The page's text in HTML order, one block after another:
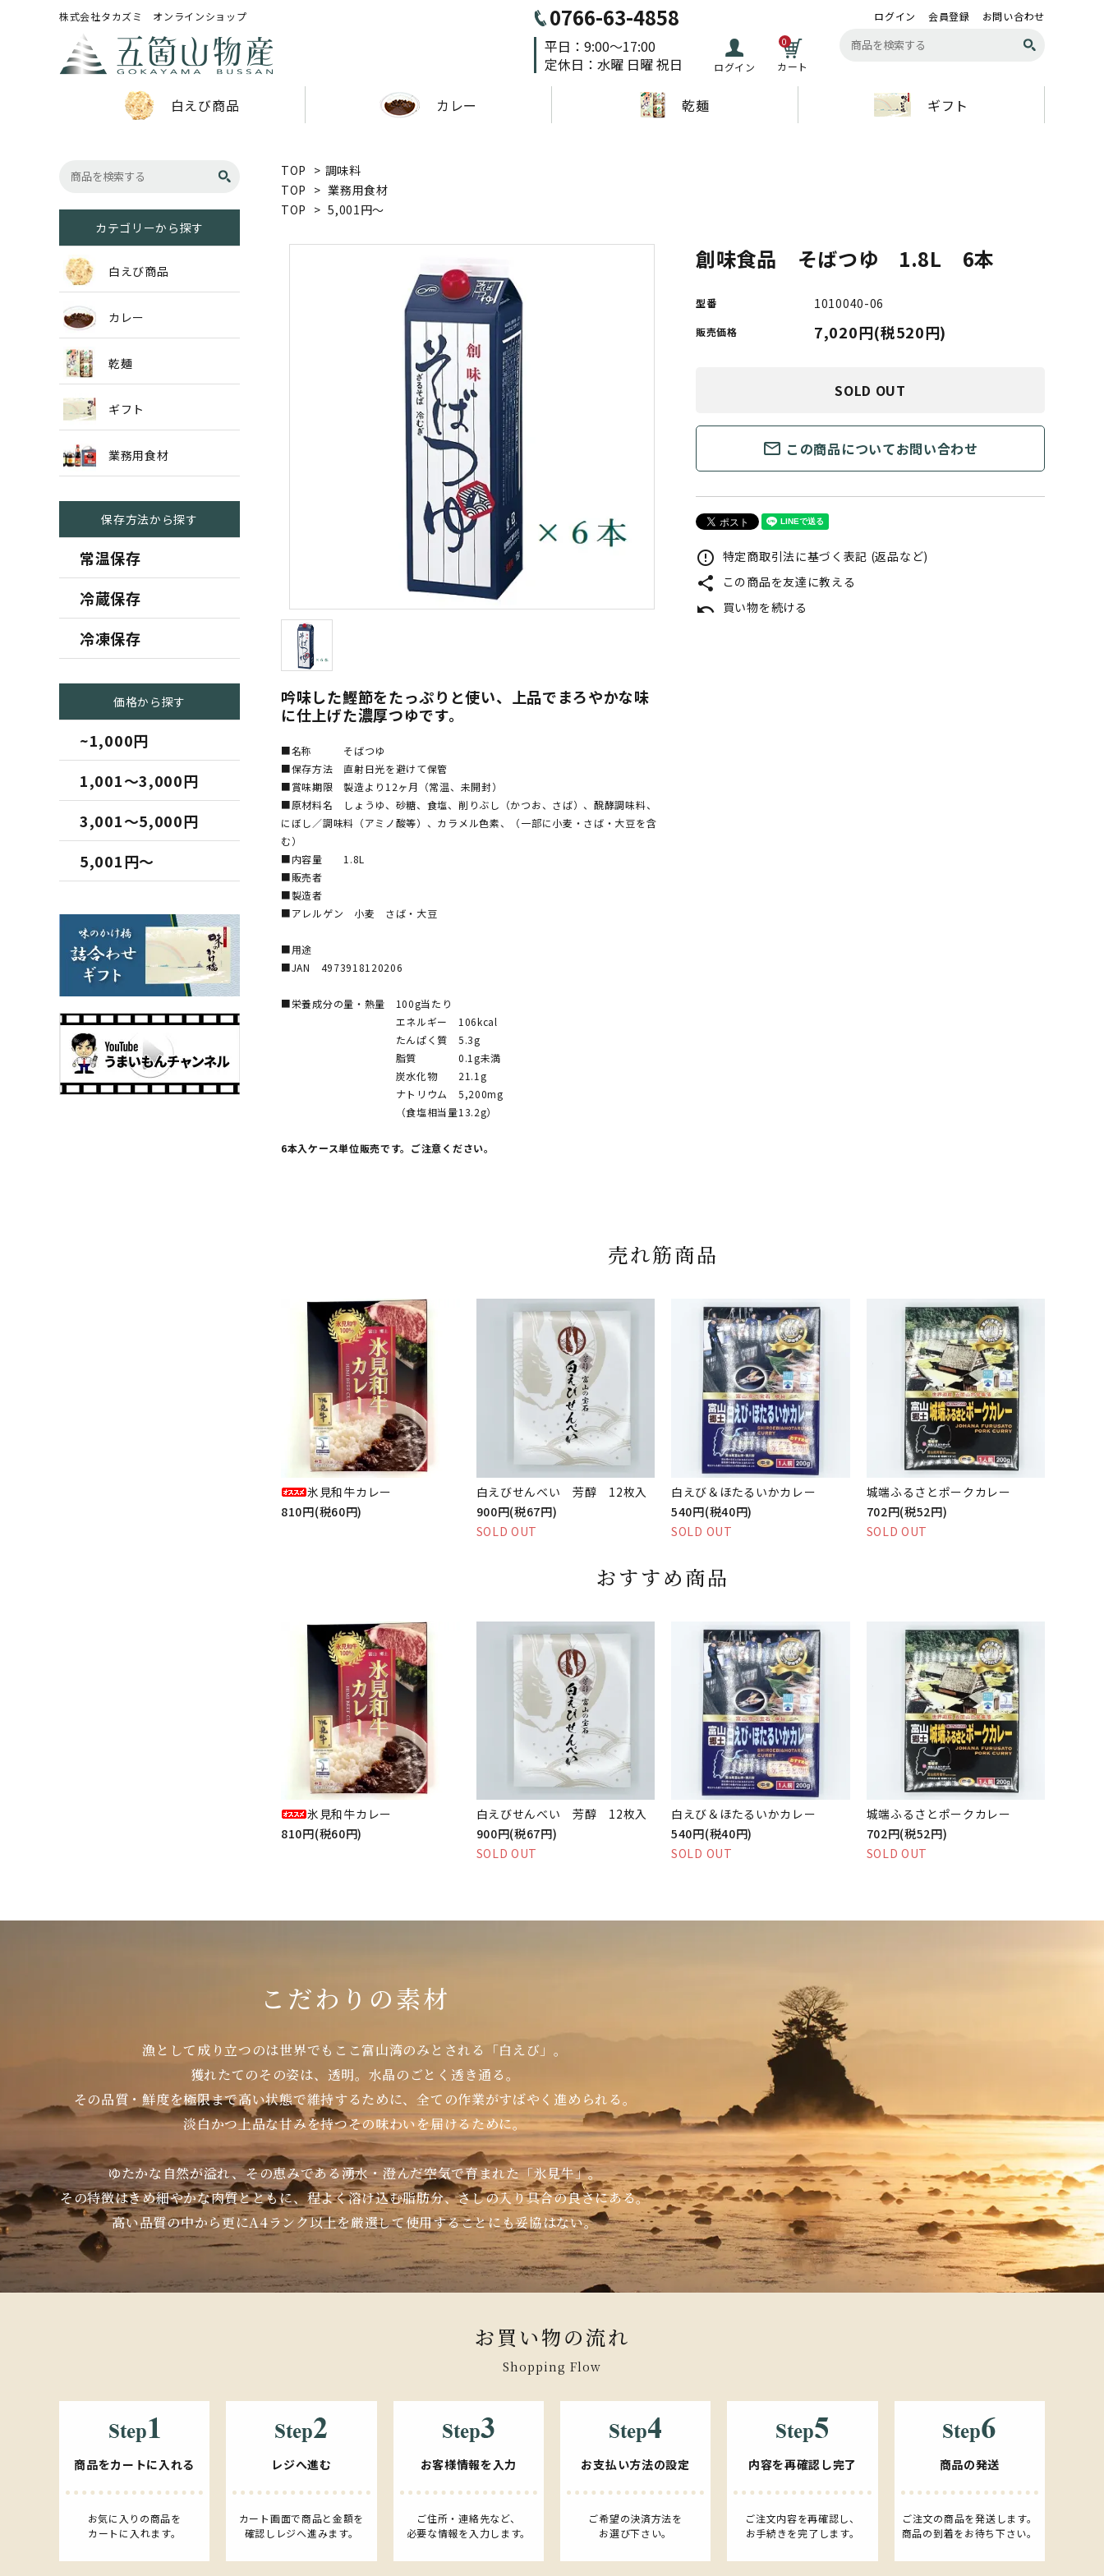
株式会社タカズミ オンラインショップ ログイン 会員登録 お問い合わせ
0766-63-4858
平日：9:00～17:00
定休日：水曜 日曜 祝日
ログイン
0
カート
白えび商品 カレー 乾麺 ギフト
TOP > 調味料
TOP > 業務用食材
TOP > 5,001円～
吟味した鰹節をたっぷりと使い、上品でまろやかな味
に仕上げた濃厚つゆです。
■名称 そばつゆ
■保存方法 直射日光を避けて保管
■賞味期限 製造より12ヶ月（常温、未開封）
■原材料名 しょうゆ、砂糖、食塩、削りぶし（かつお、さば）、醗酵調味料、
にぼし／調味料（アミノ酸等）、カラメル色素、（一部に小麦・さば・大豆を含
む）
■内容量 1.8L
■販売者
■製造者
■アレルゲン 小麦 さば・大豆
■用途
■JAN 4973918120206
■栄養成分の量・熱量 100g当たり
エネルギー 106kcal
たんぱく質 5.3g
脂質 0.1g未満
炭水化物 21.1g
ナトリウム 5,200mg
（食塩相当量13.2g）
6本入ケース単位販売です。ご注意ください。
創味食品 そばつゆ 1.8L 6本
型番 1010040-06
販売価格 7,020円(税520円)
SOLD OUT
mail_outline この商品についてお問い合わせ
error_outline 特定商取引法に基づく表記 (返品など)
share この商品を友達に教える
undo 買い物を続ける
売れ筋商品
氷見和牛カレー
810円(税60円)
白えびせんべい 芳醇 12枚入
900円(税67円)
SOLD OUT
白えび＆ほたるいかカレー
540円(税40円)
SOLD OUT
城端ふるさとポークカレー
702円(税52円)
SOLD OUT
おすすめ商品
氷見和牛カレー
810円(税60円)
白えびせんべい 芳醇 12枚入
900円(税67円)
SOLD OUT
白えび＆ほたるいかカレー
540円(税40円)
SOLD OUT
城端ふるさとポークカレー
702円(税52円)
SOLD OUT
カテゴリーから探す
白えび商品
カレー
乾麺
ギフト
業務用食材
保存方法から探す
常温保存
冷蔵保存
冷凍保存
価格から探す
~1,000円
1,001～3,000円
3,001～5,000円
5,001円～
こだわりの素材
漁として成り立つのは世界でもここ富山湾のみとされる「白えび」。
獲れたてのその姿は、透明。水晶のごとく透き通る。
その品質・鮮度を極限まで高い状態で維持するために、全ての作業がすばやく進められる。
淡白かつ上品な甘みを持つその味わいを届けるために。
ゆたかな自然が溢れ、その恵みである湧水・澄んだ空気で育まれた「氷見牛」。
その特徴はきめ細やかな肉質とともに、程よく溶け込む脂肪分、さしの入り具合の良さにある。
高い品質の中から更にA4ランク以上を厳選して使用することにも妥協はない。
お買い物の流れ
Shopping Flow
商品をカートに入れる
お気に入りの商品を
カートに入れます。
レジへ進む
カート画面で商品と金額を
確認しレジへ進みます。
お客様情報を入力
ご住所・連絡先など、
必要な情報を入力します。
お支払い方法の設定
ご希望の決済方法を
お選び下さい。
内容を再確認し完了
ご注文内容を再確認し、
お手続きを完了します。
商品の発送
ご注文の商品を発送します。
商品の到着をお待ち下さい。